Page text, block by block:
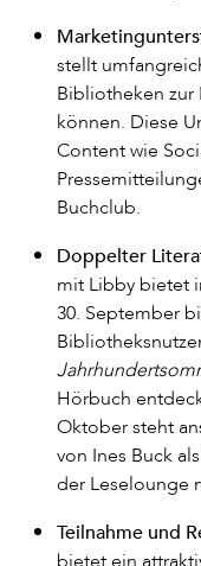
stellt
Bibliotheken zur
können. Diese
Content wie
Buchclub.
Doppelter
mit Libby bietet
30. September
Hörbuch
Oktober steht
von Ines Buck
der Leselounge
Teilnahme und
bietet ein